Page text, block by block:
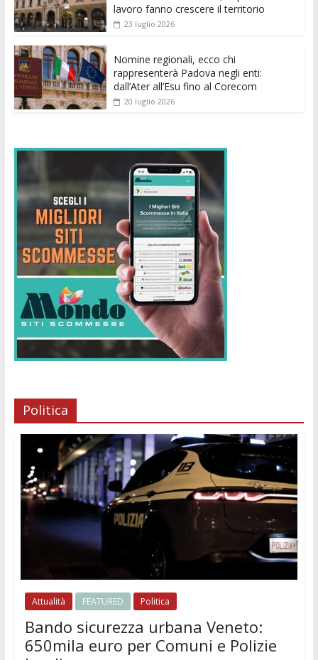
lavoro fanno crescere il territorio
23 luglio 2026
Nomine regionali, ecco chi
rappresenterà Padova negli enti:
dall’Ater all’Esu fino al Corecom
20 luglio 2026
Politica
Attualità FEATURED Politica
Bando sicurezza urbana Veneto:
650mila euro per Comuni e Polizie